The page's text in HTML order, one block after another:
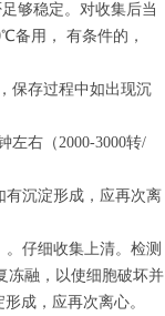
够稳定。对收集后当
备用， 有条件的，
保存过程中如出现沉
左右（2000-3000转/
有沉淀形成，应再次离
仔细收集上清。检测
冻融，以使细胞破坏并
成，应再次离心。